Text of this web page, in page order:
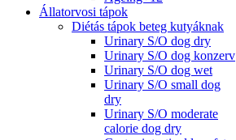
Állatorvosi tápok
Diétás tápok beteg kutyáknak
Urinary S/O dog dry
Urinary S/O dog konzerv
Urinary S/O dog wet
Urinary S/O small dog
dry
Urinary S/O moderate
calorie dog dry